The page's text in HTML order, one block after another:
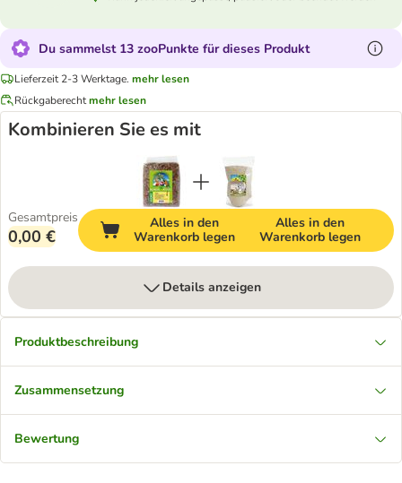
Du sammelst 13 zooPunkte für dieses Produkt
Lieferzeit 2-3 Werktage. mehr lesen
Rückgaberechtmehr lesen
Kombinieren Sie es mit
Gesamtpreis
0,00 €
Alles in den
Warenkorb legen
Alles in den
Warenkorb legen
Details anzeigen
Produktbeschreibung
Zusammensetzung
Bewertung